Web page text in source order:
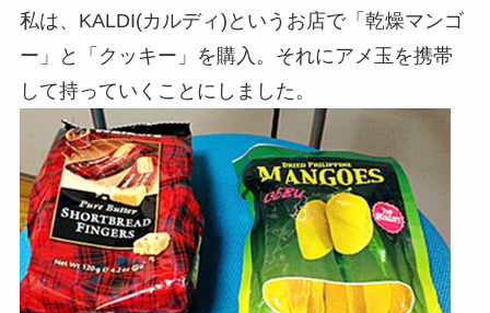
私は、KALDI(カルディ)というお店で「乾燥マンゴ
ー」と「クッキー」を購入。それにアメ玉を携帯
して持っていくことにしました。